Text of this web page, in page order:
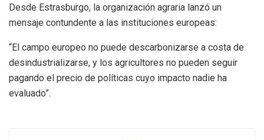
Desde Estrasburgo, la organización agraria lanzó un
mensaje contundente a las instituciones europeas:
“El campo europeo no puede descarbonizarse a costa de
desindustrializarse, y los agricultores no pueden seguir
pagando el precio de políticas cuyo impacto nadie ha
evaluado”.